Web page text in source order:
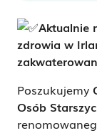
Aktualnie
zdrowia w
Poszukujemy
Osób